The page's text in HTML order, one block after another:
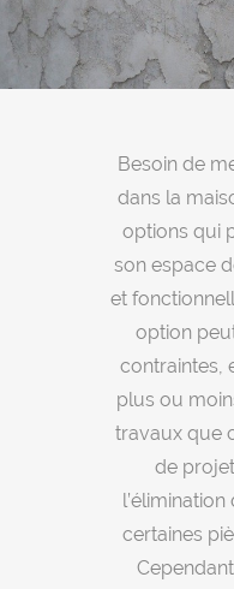
Besoin de
dans la
options qui
son espace
et
option
contraintes,
plus ou
travaux que
de
certaines